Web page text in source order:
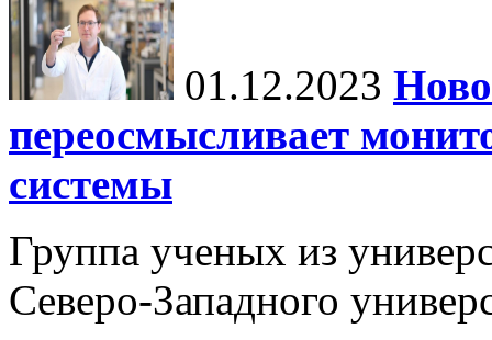
01.12.2023
переосмысливает
системы
Группа ученых из
Северо-Западного